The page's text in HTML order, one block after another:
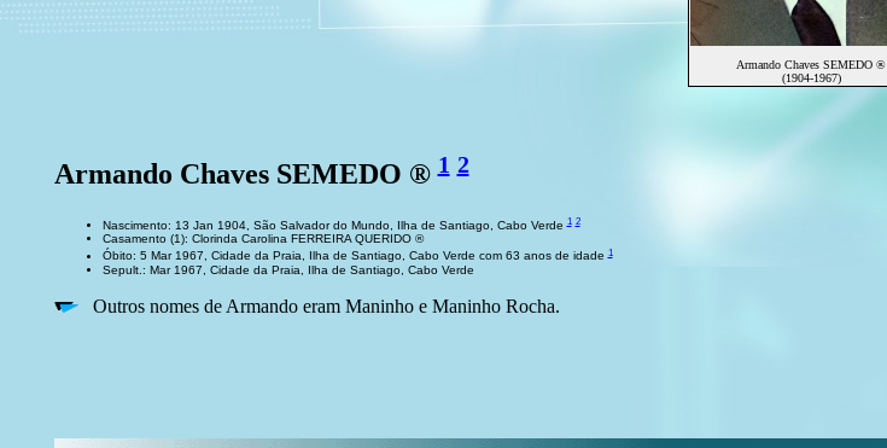
Armando Chaves SEMEDO ®
(1904-1967)
Armando Chaves SEMEDO ®1 2
Nascimento: 13 Jan 1904, São Salvador do Mundo, Ilha de Santiago, Cabo Verde1 2
Casamento (1): Clorinda Carolina FERREIRA QUERIDO ®
Óbito: 5 Mar 1967, Cidade da Praia, Ilha de Santiago, Cabo Verde com 63 anos de idade1
Sepult.: Mar 1967, Cidade da Praia, Ilha de Santiago, Cabo Verde
Outros nomes de Armando eram Maninho e Maninho Rocha.